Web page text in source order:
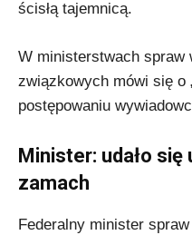
ścisłą tajemnicą.
W ministerstwach spraw
związkowych mówi się o
postępowaniu
Minister: udało
zamach
Federalny minister